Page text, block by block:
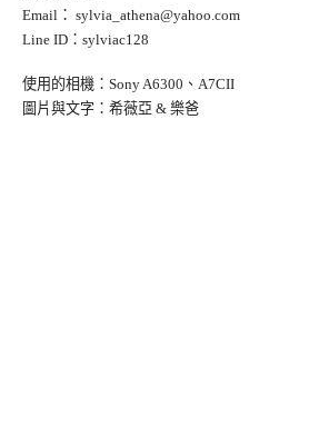
Email： sylvia_athena@yahoo.com
Line ID：sylviac128
使用的相機：Sony A6300、A7CII
圖片與文字：希薇亞 & 樂爸